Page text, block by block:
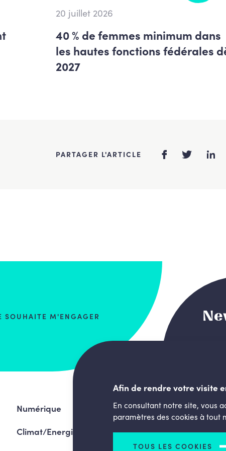
20 juillet 2026
40 % de femmes minimum dans
les hautes fonctions fédérales
2027
PARTAGER L'ARTICLE
SOUHAITE M'ENGAGER
Numérique
Climat/Energie
Afin de rendre votre visite
En consultant notre site, vous
paramètres des cookies à tout
TOUS LES COOKIES